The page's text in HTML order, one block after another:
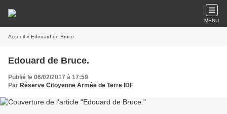
MENU
Accueil » Edouard de Bruce.
Edouard de Bruce.
Publié le 06/02/2017 à 17:59
Par Réserve Citoyenne Armée de Terre IDF